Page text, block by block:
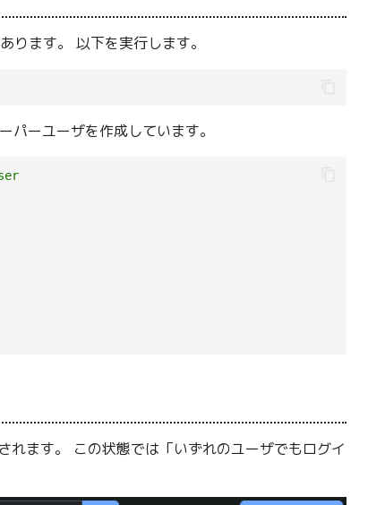
ます。 以下を実行します。
パーユーザを作成しています。
ます。 この状態では「いずれのユーザでもログイ